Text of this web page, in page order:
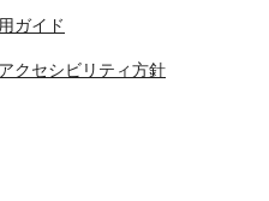
ガイド
クセシビリティ方針